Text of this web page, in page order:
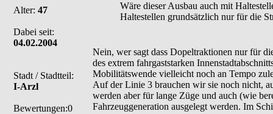
Alter: 47
Dabei seit:
04.02.2004
Stadt / Stadtteil:
I-Arzl
Bewertungen:0
Wäre dieser Ausbau auch mit
Haltestellen grundsätzlich nur für die
Nein, wer sagt dass Dopeltraktionen nur für
des extrem fahrgaststarken
Mobilitätswende vielleicht noch an Tempo
Auf der Linie 3 brauchen wir sie noch nicht,
werden aber für lange Züge und auch (wie
Fahrzeuggeneration ausgelegt werden. Im